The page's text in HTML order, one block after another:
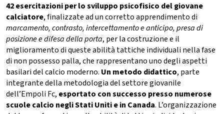
42 esercitazioni per lo sviluppo psicofisico del giovane
calciatore, finalizzate ad un corretto apprendimento di
marcamento, contrasto, intercettamento e anticipo, presa di
posizione e difesa della porta, per la costruzione e il
miglioramento di queste abilità tattiche individuali nella fase
di non possesso palla, che rappresentano uno degli aspetti
basilari del calcio moderno. Un metodo didattico, parte
integrante della metodologia del settore giovanile
dell’Empoli Fc, esportato con successo presso numerose
scuole calcio negli Stati Uniti e in Canada. L’organizzazione